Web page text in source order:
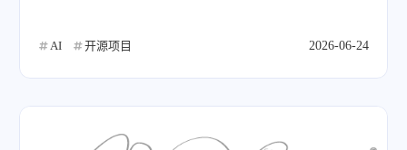
AI 开源项目 2026-06-24